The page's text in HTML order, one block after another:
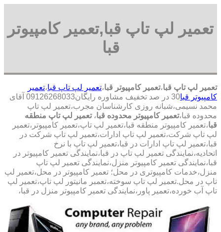
تعمیر لپ تاپ قبا,تعمیر کامپیوتر
قبا
تعمیر لپ تاپ قبا،تعمیر کامپیوتر قبا،تعمیر لپ تاپ قبا،تعمیر
کامپیوتر قبا
30 در صد تخفیف مشاوره رایگان09126268033 آقای
محمد نسیمی،شبانه روزی کارشناسان مجرب،تعمیر لپ تاپ
محدوده قبا،تعمیر کامپیوتر محدوده قبا، تعمیر لپ تاپ منطقه
قبا،تعمیر کامپیوتر منطقه قبا،تعمیر لپ تاپ،تعمیر کامپیوتر،تعمیر
لپ تاپ شرکت،تعمیر لپ تاپ ادارات،تعمیر لپ تاپ شرکت در
قبا،تعمیر لپ تاپ ادارات در قبا،تعمیر لپ تاپ با نرخ
اتحادیه،نمایندگی تعمیر لپ تاپ در قبا،نمایندگی تعمیر کامپیوتر در
قبا،نمایندگی تعمیر کامپیوتر منزل،نمایندگی تعمیر لپ تاپ
منزل،خدمات کامپیوتری در محل؛ تعمیر کامپیوتر در محل،تعمیر لپ
تاپ در محل.تعمیر لپ تاپ سوخته،تعمبر مانیتور لپ تاپ،تعمیر لپ
تاپ آب خورده،تعمیر پاور،نمایندگی تعمیر کامپیوتر منزل در قبا،